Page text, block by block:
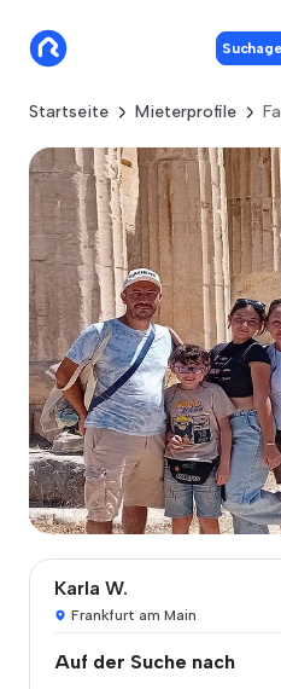
Startseite Mieterprofile
Karla W.
Frankfurt am Main
Auf der Suche nach